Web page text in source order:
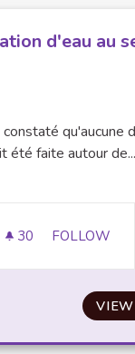
d'eau au
qu'aucune
été faite autour de...
30 30
FOLLOW